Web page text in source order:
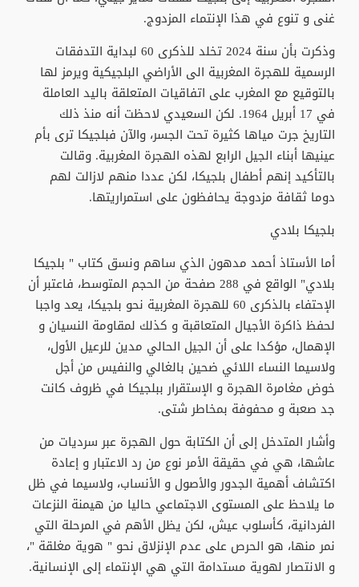
غنى و تنوع في هذا الإنتماء المزدوج.
وذكرت بأن سنة 2024 تخلد للذكرى 60 لبداية التدفقات
الرسمية للهجرة المغربية الى الأراضي البلجيكية ويرمز لها
بالتوقيع مع المغرب على اتفاقيات المتعلقة باليد العاملة
في 17 أبريل 1964. لكن السعيدي لاحظت أنه منذ ذلك
التاريخ جرت مياها كثيرة تحت الجسر، والآن فبلجيكا ترى بأم
عينيها أبناء الجيل الرابع لهذه الهجرة المغربية. وقالت
بالتأكيد إنهم أطفال بلجيكا، لكن عددا منهم لازالت لهم
دوما ثقافة مزدوجة يحافظون على استمراريتها.
بلجيكا بلادي
أما الأستاذ أحمد مدهون الذي ساهم ونسق كتاب " بلجيكا
بلادي" الواقع في 288 صفحة من الحجم المتوسط، فاعتبر أن
الإحتفاء بالذكرى 60 للهجرة المغربية نحو بلجيكا، يعد واجبا
لحفظ ذاكرة الأجيال المتعاقبة و كذلك لمقاومة النسيان و
الإهمال، مؤكدا على أن الجيل الحالي مدين للرعيل الأول،
ولاسيما النساء اللائي ضحين بالغالي والنفيس من أجل
خوض مغامرة الهجرة و الإستقرار ببلجيكا في ظروف كانت
جد صعبة و محفوفة بمخاطر شتى.
وأشار المتدخل إلى أن الكتابة حول الهجرة عبر سرديات من
عاشها، هي في حقيقة الأمر نوع من رد الاعتبار و إعادة
اكتشاف أهمية الجدور والأصول و الأنساب، ولاسيما في ظل
ما يلاحظ على المستوى الاجتماعي حاليا من هيمنة النزعات
الفردانية، كأسلوب عيش، لكن يظل الأهم في المرحلة التي
نمر منها، هو الحرص على عدم الإنزلاق نحو " هوية مغلقة "،
و الانتصار لهوية مستدامة التي هي الإنتماء إلى الإنسانية.